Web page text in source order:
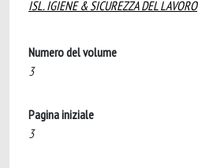
ISL. IGIENE & SICUREZZA DEL LAVORO
Numero del volume
3
Pagina iniziale
3